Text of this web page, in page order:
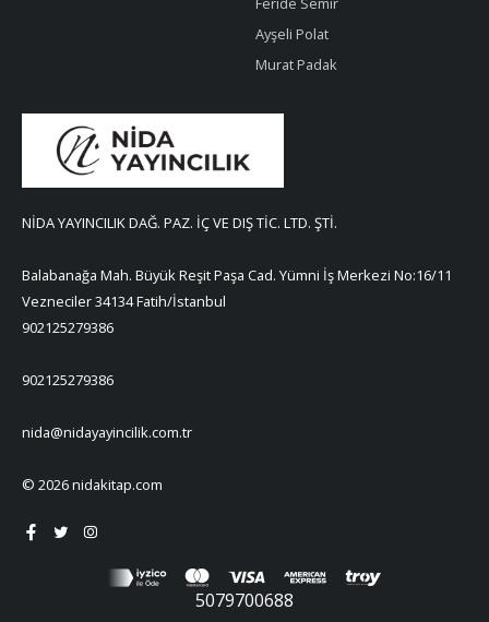
Ayşeli Polat
Murat Padak
NİDA YAYINCILIK DAĞ. PAZ. İÇ VE DIŞ TİC. LTD. ŞTİ.
Balabanağa Mah. Büyük Reşit Paşa Cad. Yümni İş Merkezi No:16/11
Vezneciler 34134 Fatih/İstanbul
902125279386
902125279386
nida@nidayayincilik.com.tr
© 2026 nidakitap.com
5079700688